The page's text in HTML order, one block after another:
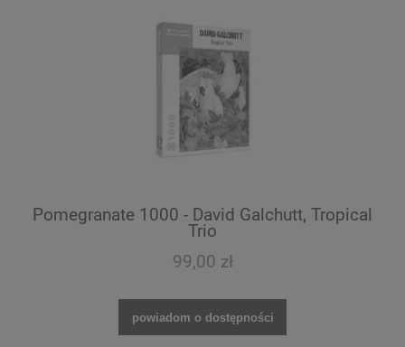
Pomegranate 1000 - David Galchutt, Tropical
Trio
99,00 zł
powiadom o dostępności